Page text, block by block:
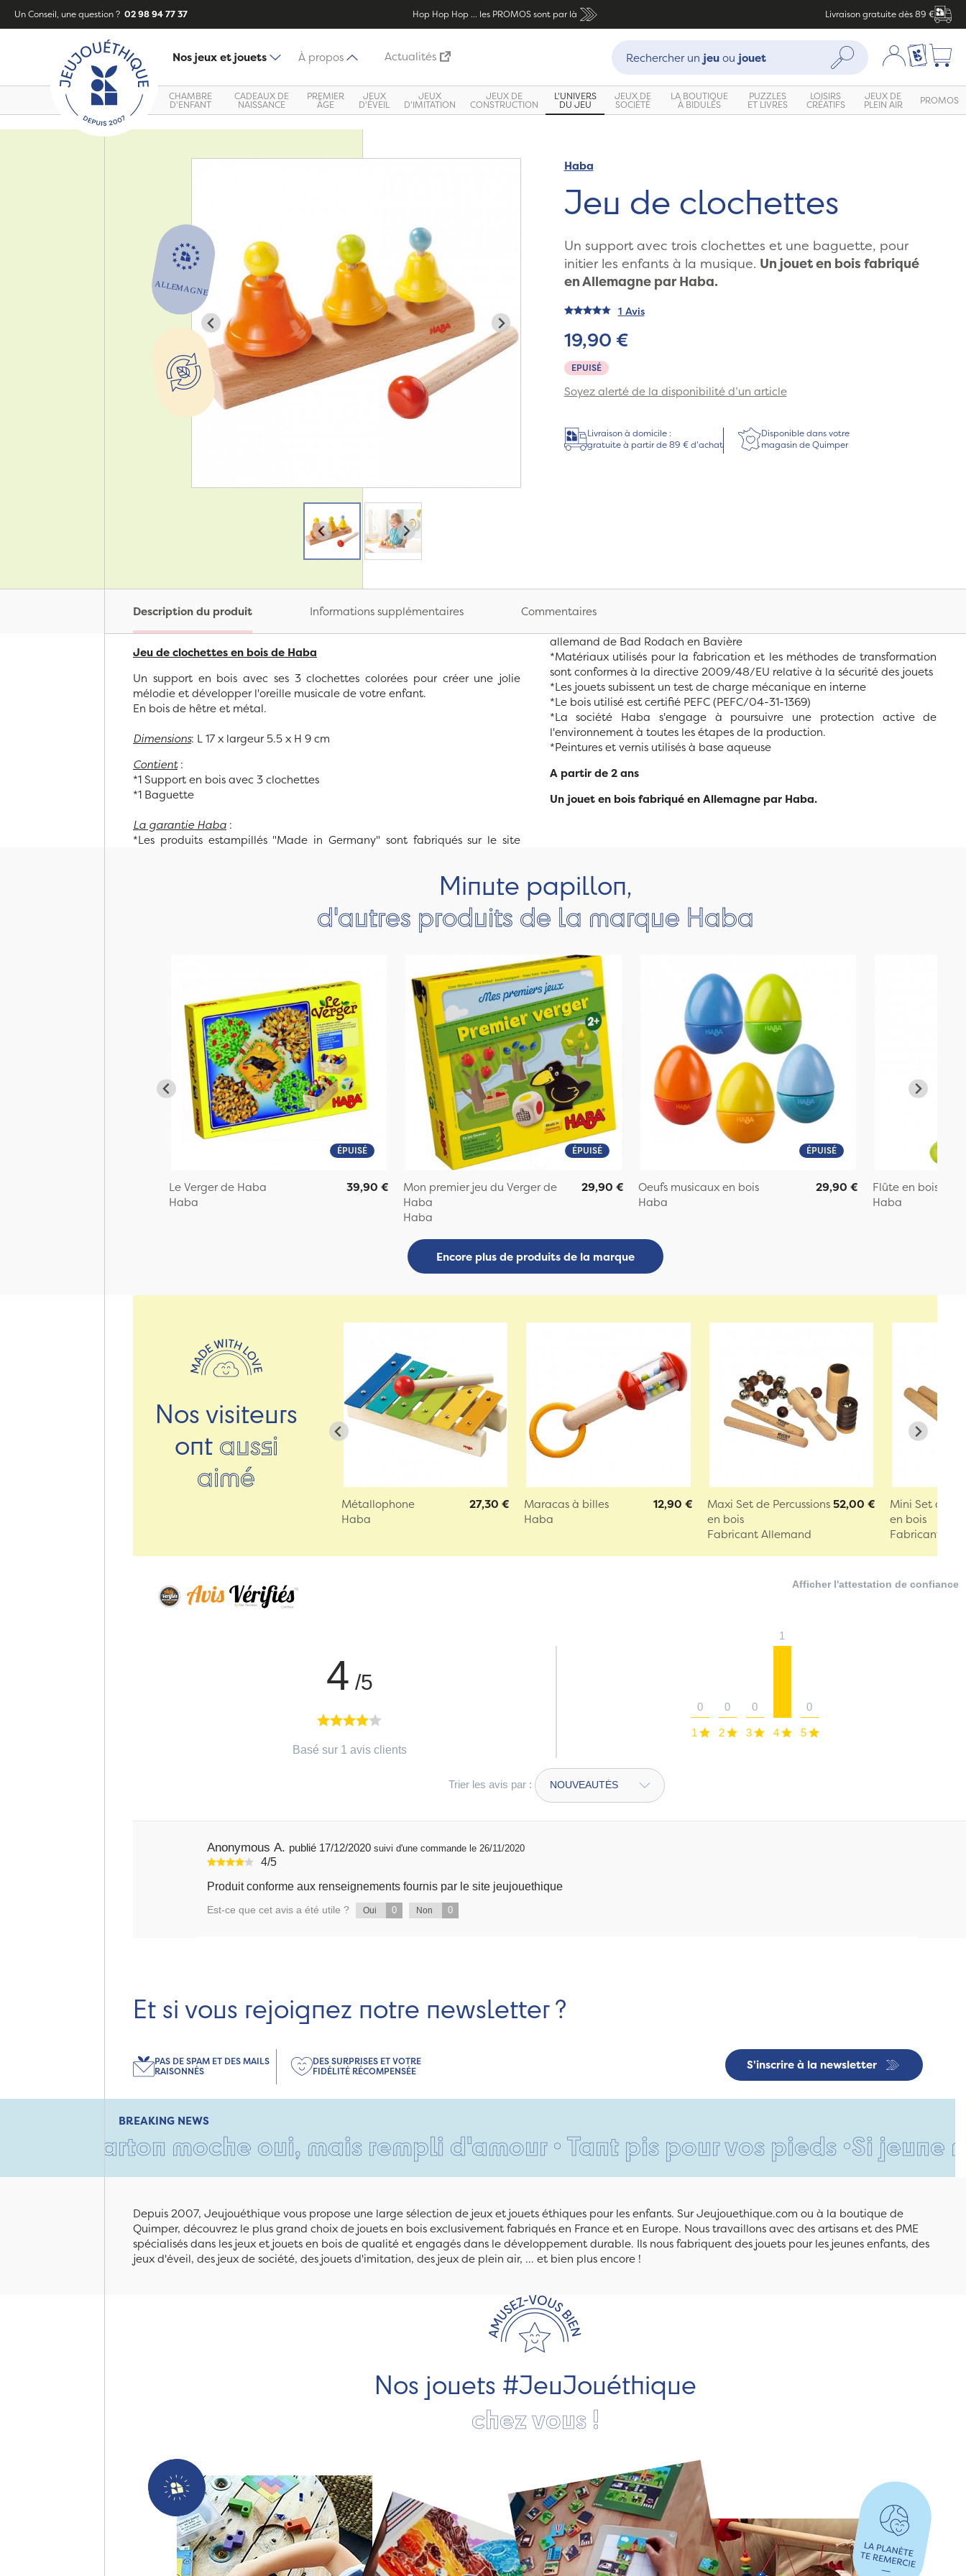
Un Conseil, une question ? 02 98 94 77 37 Hop Hop Hop ... les PROMOS sont par là Livraison gratuite dès 89 €
Nos jeux et jouets À propos Actualités
Recherche :
Rechercher un jeuou jouet Rechercher Mon compte
Ma liste
CHAMBRE
D'ENFANT
CADEAUX DE
NAISSANCE
PREMIER
ÂGE
JEUX
D'ÉVEIL
JEUX
D'IMITATION
JEUX DE
CONSTRUCTION
L'UNIVERS
DU JEU
JEUX DE
SOCIÉTÉ
LA BOUTIQUE
À BIDULES
PUZZLES
ET LIVRES
LOISIRS
CRÉATIFS
JEUX DE
PLEIN AIR PROMOS
Haba
Jeu de clochettes
Un support avec trois clochettes et une baguette, pour
initier les enfants à la musique. Un jouet en bois fabriqué
en Allemagne par Haba.
1 Avis
EPUISÉ
19,90 €
Soyez alerté de la disponibilité d’un article
Livraison à domicile :
gratuite à partir de 89 € d'achat
Disponible dans votre
magasin de Quimper
Description du produit Informations supplémentaires Commentaires
Jeu de clochettes en bois de Haba
Un support en bois avec ses 3 clochettes colorées pour créer une jolie
mélodie et développer l'oreille musicale de votre enfant.
En bois de hêtre et métal.
Dimensions: L 17 x largeur 5.5 x H 9 cm
Contient:
*1 Support en bois avec 3 clochettes
*1 Baguette
La garantie Haba :
*Les produits estampillés "Made in Germany" sont fabriqués sur le site
allemand de Bad Rodach en Bavière
*Matériaux utilisés pour la fabrication et les méthodes de transformation
sont conformes à la directive 2009/48/EU relative à la sécurité des jouets
*Les jouets subissent un test de charge mécanique en interne
*Le bois utilisé est certifié PEFC (PEFC/04-31-1369)
*La société Haba s'engage à poursuivre une protection active de
l'environnement à toutes les étapes de la production.
*Peintures et vernis utilisés à base aqueuse
A partir de 2 ans
Un jouet en bois fabriqué en Allemagne par Haba.
Minute papillon,
d'autres produits de la marque Haba
ÉPUISÉ
Le Verger de Haba
Haba
39,90 €
ÉPUISÉ
Mon premier jeu du Verger de
Haba
Haba
29,90 €
ÉPUISÉ
Oeufs musicaux en bois
Haba
29,90 €
Flûte en bois
Haba
Encore plus de produits de la marque
Nos visiteurs
ont aussi
aimé
Métallophone
Haba
27,30 €
Maracas à billes
Haba
12,90 €
Maxi Set de Percussions
en bois
Fabricant Allemand
52,00 €
Mini Set de
en bois
Fabricant
Afficher l'attestation de confiance
4 /5
Basé sur 1 avis clients
1
0
2
0
3
0
4
1
5
0
Trier les avis par :
Anonymous A. publié 17/12/2020suivi d'une commande le 26/11/2020
4/5
Produit conforme aux renseignements fournis par le site jeujouethique
Est-ce que cet avis a été utile ? Oui 0 Non 0
Et si vous rejoignez notre newsletter ?
S'inscrire à la newsletter
PAS DE SPAM ET DES MAILS
RAISONNÉS
DES SURPRISES ET VOTRE
FIDÉLITÉ RÉCOMPENSÉE
BREAKING NEWS
moche oui, mais rempli d'amour • Tant pis pour vos pieds •Si jeune et déjà
Depuis 2007, Jeujouéthique vous propose une large sélection de jeux et jouets éthiques pour les enfants. Sur Jeujouethique.com ou à la boutique de
Quimper, découvrez le plus grand choix de jouets en bois exclusivement fabriqués en France et en Europe. Nous travaillons avec des artisans et des PME
spécialisés dans les jeux et jouets en bois de qualité et engagés dans le développement durable. Ils nous fabriquent des jouets pour les jeunes enfants, des
jeux d'éveil, des jeux de société, des jouets d'imitation, des jeux de plein air, ... et bien plus encore !
Nos jouets #JeuJouéthique
chez vous !